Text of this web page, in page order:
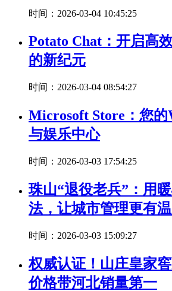
时间：2026-03-04 10:45:25
Potato Chat：开启高
的新纪元
时间：2026-03-04 08:54:27
Microsoft Store：您的
与娱乐中心
时间：2026-03-03 17:54:25
珠山“退役老兵”：用
法，让城市管理更有
时间：2026-03-03 15:09:27
权威认证！山庄皇家
价格带河北销量第一